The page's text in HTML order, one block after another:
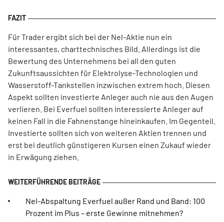
Für Trader ergibt sich bei der Nel-Aktie nun ein
interessantes, charttechnisches Bild. Allerdings ist die
Bewertung des Unternehmens bei all den guten
Zukunftsaussichten für Elektrolyse-Technologien und
Wasserstoff-Tankstellen inzwischen extrem hoch. Diesen
Aspekt sollten investierte Anleger auch nie aus den Augen
verlieren. Bei Everfuel sollten interessierte Anleger auf
keinen Fall in die Fahnenstange hineinkaufen. Im Gegenteil.
Investierte sollten sich von weiteren Aktien trennen und
erst bei deutlich günstigeren Kursen einen Zukauf wieder
in Erwägung ziehen.
Nel-Abspaltung Everfuel außer Rand und Band: 100
Prozent im Plus – erste Gewinne mitnehmen?